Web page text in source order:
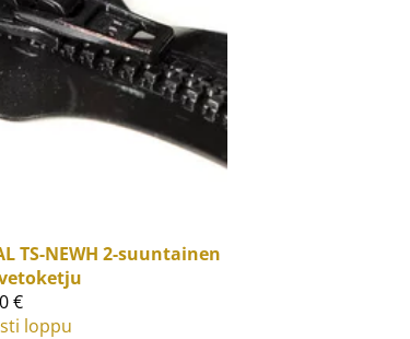
TS-NEWH 2-suuntainen
€
loppu